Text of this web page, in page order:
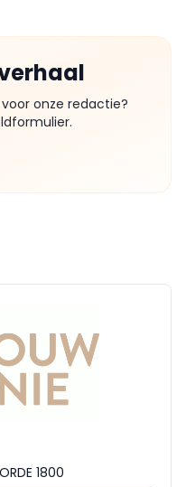
onze redactie?
1800